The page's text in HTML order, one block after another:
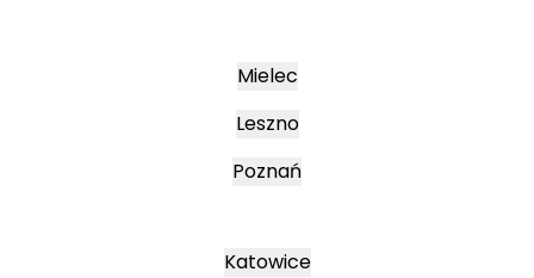
Mielec
Leszno
Poznań
Katowice